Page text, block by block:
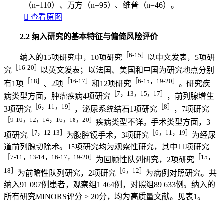
（n=110）、万方（n=95）、维普（n=46）。
 查看原图
2.2 纳入研究的基本特征与偏倚风险评价
纳入的15项研究中，10项研究 ［6-15］ 以中文发表，5项研
究 ［16-20］ 以英文发表；以法国、美国和中国为研究地点分别
有1项 ［18］ 、2项 ［16-17］ 和12项研究 ［6-15，19-20］ 。研究疾
病类型方面，肿瘤疾病4项研究 ［7，13，15，17］
，前列腺增生
3项研究 ［6，11，19］ ，泌尿系统结石1项研究 ［8］ ，7项研究
［9-10，12，14，16，18，20］ 疾病类型不详。手术类型方面，3
项研究 ［7，12-13］ 为腹腔镜手术，3项研究 ［6，11，19］ 为经尿
道前列腺切除术。15项研究均为观察性研究，其中11项研究
［7-11，13-14，16-17，19-20］ 为回顾性队列研究，2项研究 ［15，
18］ 为前瞻性队列研究，2项研究 ［6，12］ 为病例对照研究。共
纳入91 097例患者，观察组1 464例，对照组89 633例。纳入的
所有研究MINORS评分 ≥ 20分，均为高质量文献。见表1。